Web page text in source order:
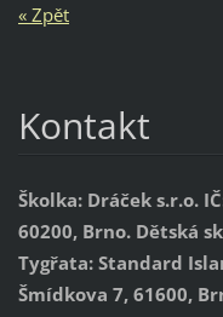
« Zpět
Kontakt
Školka: Dráček s.r.o.
60200, Brno. Dětská
Tygřata: Standard
Šmídkova 7, 61600,